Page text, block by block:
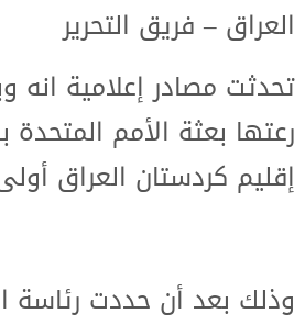
العراق – فريق التحرير
تحدثت مصادر إعلامية انه
رعتها بعثة الأمم
إقليم كردستان العراق
وذلك بعد أن حددت رئاسة